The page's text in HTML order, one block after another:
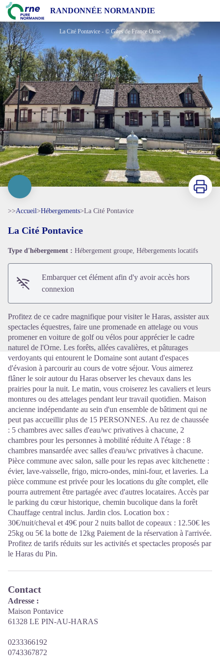
RANDONNÉE NORMANDIE
La Cité Pontavice
La Cité Pontavice - © Gites de France Orne
Voir l'image en plein écran
Imprimer
>>Accueil>Hébergements>La Cité Pontavice
La Cité Pontavice
Type d'hébergement : Hébergement groupe, Hébergements locatifs
Embarquer cet élément afin d'y avoir accès hors
connexion
Profitez de ce cadre magnifique pour visiter le Haras, assister aux
spectacles équestres, faire une promenade en attelage ou vous
promener en voiture de golf ou vélos pour apprécier le cadre
naturel de l'Orne. Les forêts, allées cavalières, et pâturages
verdoyants qui entourent le Domaine sont autant d'espaces
d'évasion à parcourir au cours de votre séjour. Vous aimerez
flâner le soir autour du Haras observer les chevaux dans les
prairies pour la nuit. Le matin, vous croiserez les cavaliers et leurs
montures ou des attelages pendant leur travail quotidien. Maison
ancienne indépendante au sein d'un ensemble de bâtiment qui ne
peut pas accueillir plus de 15 PERSONNES. Au rez de chaussée
: 5 chambres avec salles d'eau/wc privatives à chacune, 2
chambres pour les personnes à mobilité réduite A l'étage : 8
chambres mansardée avec salles d'eau/wc privatives à chacune.
Pièce commune avec salon, salle pour les repas avec kitchenette :
évier, lave-vaisselle, frigo, micro-ondes, mini-four, et laveries. La
pièce commune est privée pour les locations du gîte complet, elle
pourra autrement être partagée avec d'autres locataires. Accès par
le parking du cœur historique, chemin bucolique dans la forêt
Chauffage central inclus. Jardin clos. Location box :
30€/nuit/cheval et 49€ pour 2 nuits ballot de copeaux : 12.50€ les
25kg ou 5€ la botte de 12kg Paiement de la réservation à l'arrivée.
Profitez de tarifs réduits sur les activités et spectacles proposés par
le Haras du Pin.
Contact
Adresse :
Maison Pontavice
61328 LE PIN-AU-HARAS
0233366192
0743367872